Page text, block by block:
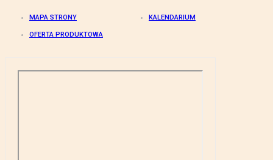
MAPA STRONY KALENDARIUM
OFERTA PRODUKTOWA